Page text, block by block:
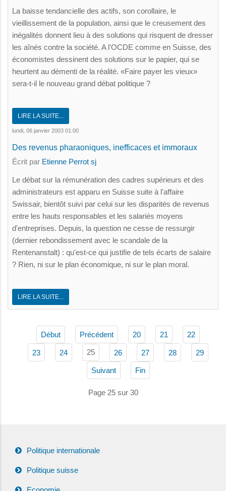
La baisse tendancielle des actifs, son corollaire, le
vieillissement de la population, ainsi que le creusement des
inégalités donnent lieu à des solutions qui risquent de dresser
les aînés contre la société. A l'OCDE comme en Suisse, des
économistes dessinent des solutions sur le papier, qui se
heurtent au démenti de la réalité. «Faire payer les vieux»
sera-t-il le nouveau grand débat politique ?
LIRE LA SUITE...
lundi, 06 janvier 2003 01:00
Des revenus pharaoniques, inefficaces et immoraux
Écrit par Etienne Perrot sj
Le débat sur la rémunération des cadres supérieurs et des
administrateurs est apparu en Suisse suite à l'affaire
Swissair, bientôt suivi par celui sur les disparités de revenus
entre les hauts responsables et les salariés moyens
d'entreprises. Depuis, la question ne cesse de ressurgir
(dernier rebondissement avec le scandale de la
Rentenanstalt) : qu'est-ce qui justifie de tels écarts de salaire
? Rien, ni sur le plan économique, ni sur le plan moral.
LIRE LA SUITE...
Début Précédent 20 21 22
23 24 25 26 27 28 29
Suivant Fin
Page 25 sur 30
Politique internationale
Politique suisse